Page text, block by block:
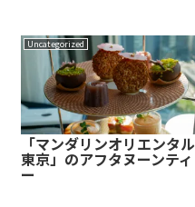
Uncategorized
「マンダリンオリエンタル
東京」のアフタヌーンティ
ー